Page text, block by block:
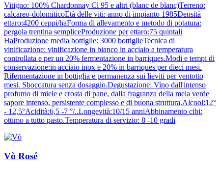
Vitigno: 100% Chardonnay Cl 95 e altri (blanc de blanc)Terreno:
calcareo-dolomiticoEtà delle viti: anno di impianto 1985Densità
ettaro:4200 ceppi/haForma di allevamento e metodo di potatura:
pergola trentina sempliceProduzione per ettaro:75 quintali
HaProduzione media bottiglie: 3000 bottiglieTecnica di
vinificazione: vinificazione in bianco in acciaio a temperatura
controllata e per un 20% fermentazione in barriques.Modi e tempi di
conservazione:in acciaio inox e 20% in barriques per dieci mesi.
Rifermentazione in bottiglia e permanenza sui lieviti per ventotto
mesi. Sboccatura senza dosaggio.Degustazione: Vino dall'intenso
profumo di miele e crosta di pane, dalla fragranza della mela verde
sapore intenso, persistente complesso e di buona struttura.Alcool:12°
- 12,5°Acidità:6,5 -7 °/..Longevità:10/15 anniAbbinamento cibi:
ottimo a tutto pasto.Temperatura di servizio: 8 -10 gradi
Vò Rosé